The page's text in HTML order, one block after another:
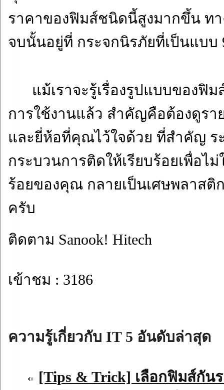
ราคาของฟิมส์ชนิดนี้สูงมากขึ้น ท
จบนั้นอยู่ที่ กระจกนิรภัยที่เป็นแบบ
แม้เราจะรู้เรื่องรูปแบบของฟิม
การใช้งานแล้ว สำคัญคือต้องดูร
และยี่ห้อที่คุณไว้ใจด้วย ที่สำคัญ ร
กระบวนการติดให้เรียบร้อยเพื่อไ
ร้อยของคุณ กลายเป็นเศษพลาสติ
ครับ
ติดตาม Sanook! Hitech
เข้าชม : 3186
ความรู้เกี่ยวกับ IT 5 อันดับล่าสุด
[Tips & Trick] เลือกฟิมส์กัน